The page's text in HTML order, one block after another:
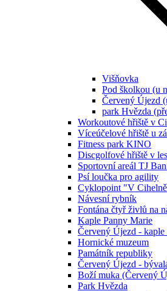
Višňovka
Pod školkou (u
Červený Újezd
park Hvězda
Workoutové hřiště v
Víceúčelové hřiště u
Fitness park KINO
Discgolfové hřiště v
Sportovní areál TJ
Psí loučka pro agility
Cyklopoint "V
Návesní rybník
Fontána čtyř živlů na
Kaple Panny Marie
Červený Újezd -
Hornické muzeum
Památník republiky
Červený Újezd -
Boží muka (Červený
Park Hvězda